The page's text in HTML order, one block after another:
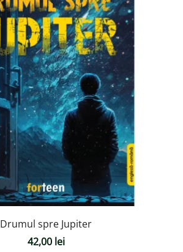
Drumul spre Jupiter
42,00 lei